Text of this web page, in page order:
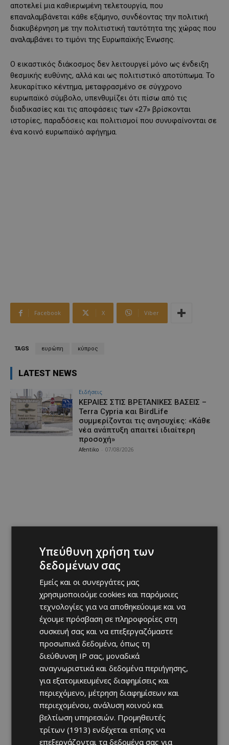
αποτελεί μια καθιερωμένη τελετουργία, που
επαναλαμβάνεται κάθε εξάμηνο, συνδέοντας την πολιτική
διακυβέρνηση με την πολιτιστική ταυτότητα της χώρας που
αναλαμβάνει το τιμόνι της Ευρωπαϊκής Ένωσης.
Ο εικαστικός διάκοσμος δεν λειτουργεί μόνο ως ένδειξη
θεσμικής ευθύνης, αλλά και ως πολιτιστικό αποτύπωμα. Το
λευκαρίτικο κέντημα, μεταφρασμένο σε σύγχρονο
ευρωπαϊκό σύμβολο, υπενθυμίζει ότι πίσω από τις
διαδικασίες και τις αποφάσεις των «27» βρίσκονται
ιστορίες, παραδόσεις και πολιτισμοί που συνυφαίνονται σε
ένα κοινό ευρωπαϊκό αφήγημα.
Facebook X Viber
TAGS ευρώπη κύπρος
LATEST NEWS
Ειδήσεις
ΚΕΡΑΙΕΣ ΣΤΙΣ ΒΡΕΤΑΝΙΚΕΣ ΒΑΣΕΙΣ –
Terra Cypria και BirdLife
συμμερίζονται τις ανησυχίες: «Κάθε
νέα ανάπτυξη απαιτεί ιδιαίτερη
προσοχή»
Afentiko 07/08/2026
Υπεύθυνη χρήση των
δεδομένων σας
Εμείς και οι συνεργάτες μας
χρησιμοποιούμε cookies και παρόμοιες
τεχνολογίες για να αποθηκεύουμε και να
έχουμε πρόσβαση σε πληροφορίες στη
συσκευή σας και να επεξεργαζόμαστε
προσωπικά δεδομένα, όπως τη
διεύθυνση IP σας, μοναδικά
αναγνωριστικά και δεδομένα περιήγησης,
για εξατομικευμένες διαφημίσεις και
περιεχόμενο, μέτρηση διαφημίσεων και
περιεχομένου, ανάλυση κοινού και
βελτίωση υπηρεσιών. Προμηθευτές
τρίτων (1913) ενδέχεται επίσης να
επεξεργάζονται τα δεδομένα σας για